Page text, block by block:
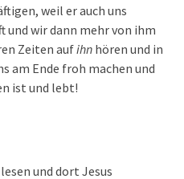
weil er auch uns
wir dann mehr von ihm
Zeiten aufihn hören und in
am Ende froh machen und
ist und lebt!
und dort Jesus